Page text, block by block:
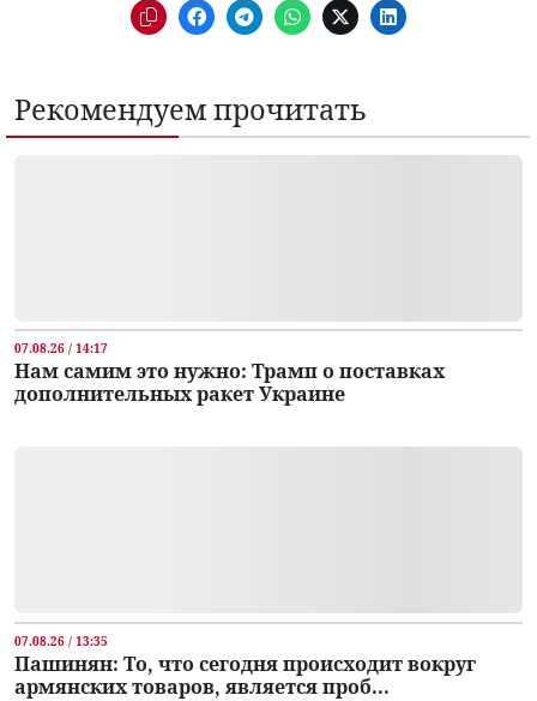
Рекомендуем прочитать
07.08.26 / 14:17
Нам самим это нужно: Трамп о поставках
дополнительных ракет Украине
07.08.26 / 13:35
Пашинян: То, что сегодня происходит вокруг
армянских товаров, является проб...